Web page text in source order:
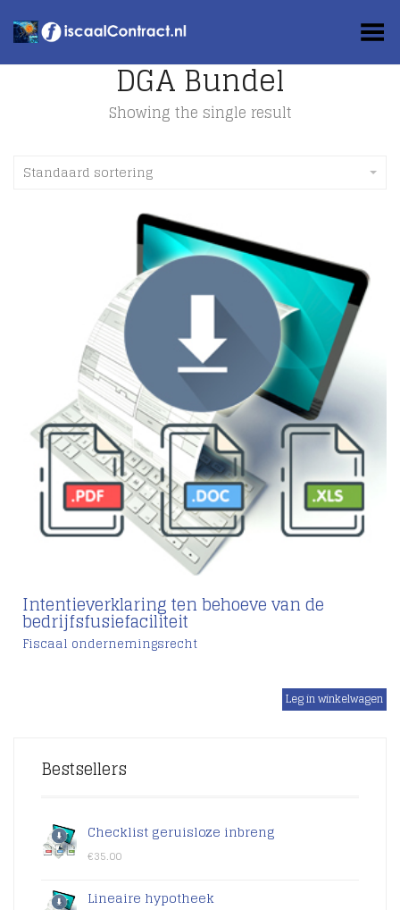
Toggle Menu
DGA Bundel
Showing the single result
Standaard sortering
Intentieverklaring ten behoeve van de
bedrijfsfusiefaciliteit
Fiscaal ondernemingsrecht
Bestsellers
Checklist geruisloze inbreng
€35.00
Lineaire hypotheek